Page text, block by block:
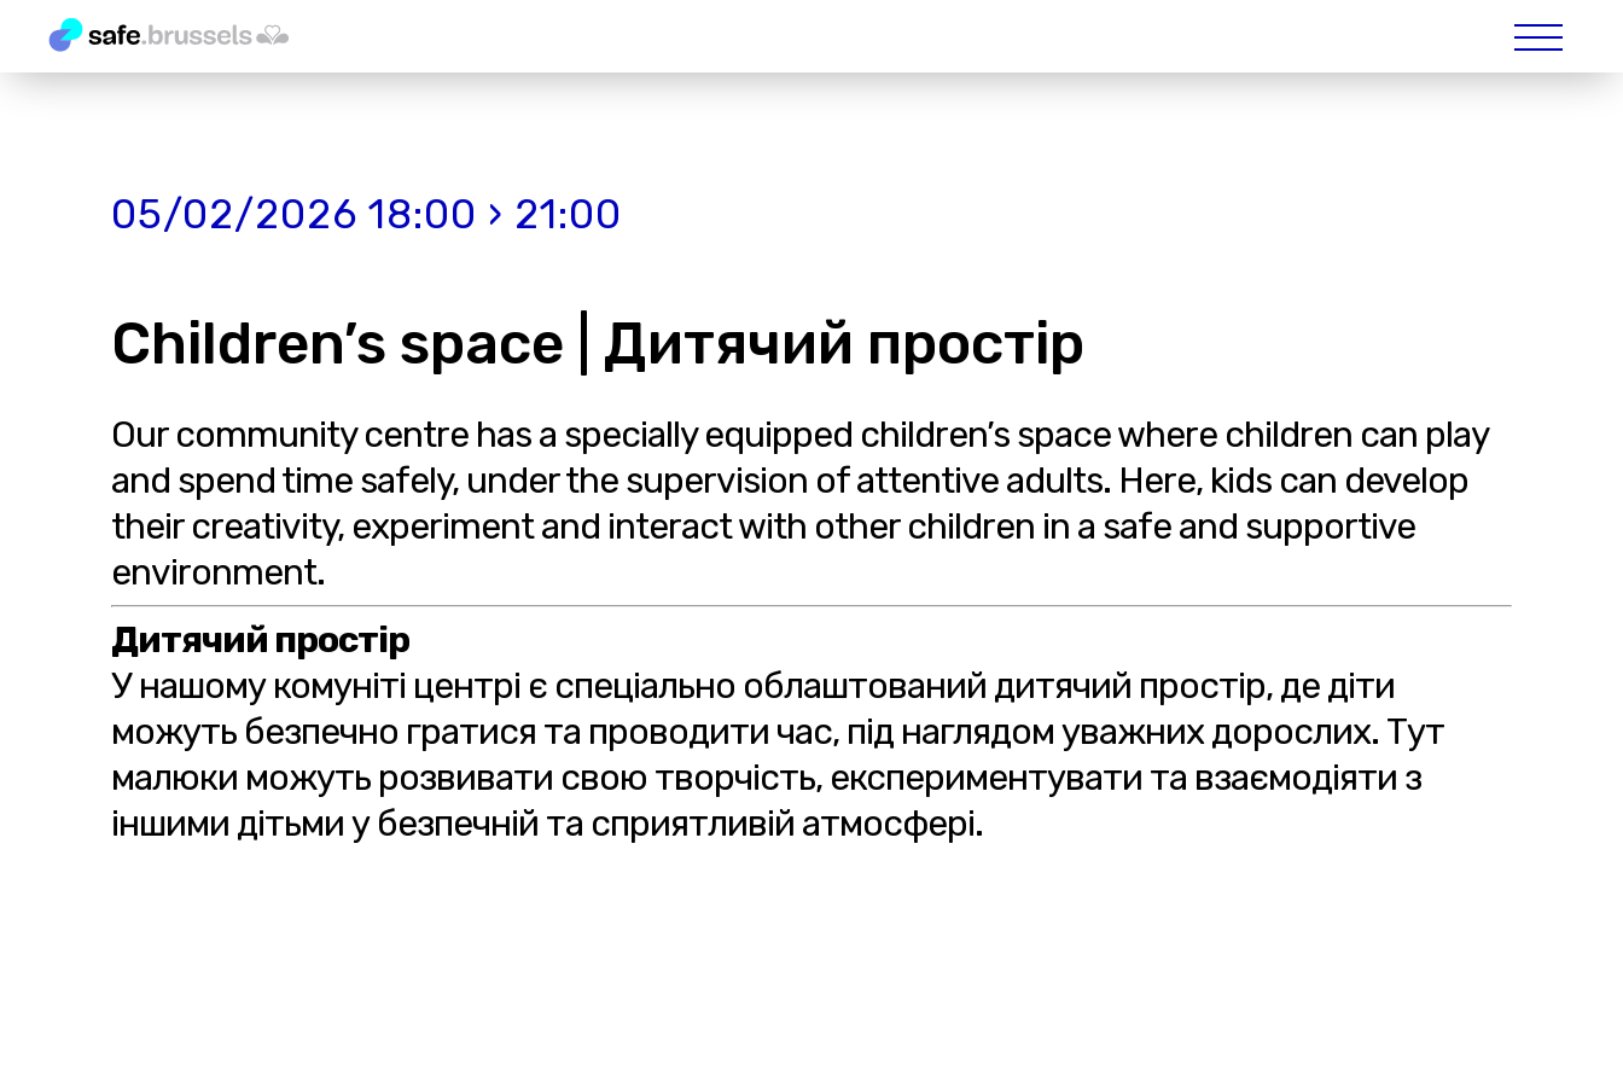
05/02/2026 18:00 › 21:00
Children’s space | Дитячий простір
Our community centre has a specially equipped children’s space where children can play
and spend time safely, under the supervision of attentive adults. Here, kids can develop
their creativity, experiment and interact with other children in a safe and supportive
environment.
Дитячий простір
У нашому комуніті центрі є спеціально облаштований дитячий простір, де діти
можуть безпечно гратися та проводити час, під наглядом уважних дорослих. Тут
малюки можуть розвивати свою творчість, експериментувати та взаємодіяти з
іншими дітьми у безпечній та сприятливій атмосфері.